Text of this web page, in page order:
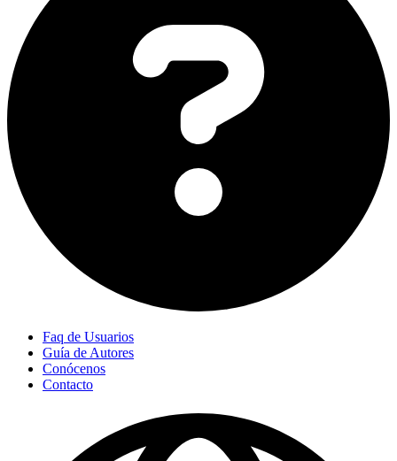
Faq de Usuarios
Guía de Autores
Conócenos
Contacto